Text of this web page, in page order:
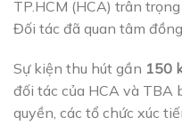
TP.HCM (HCA) trân
Đối tác đã quan tâm
Sự kiện thu hút gần 150
đối tác của HCA và TBA
quyền, các tổ chức xúc